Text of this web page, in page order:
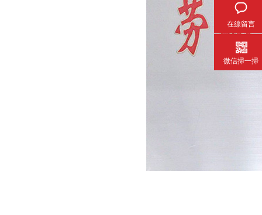
在線留言
微信掃一掃